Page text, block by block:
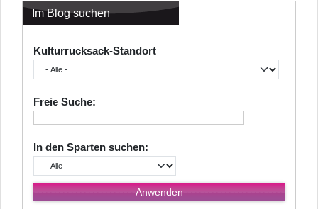
Im Blog suchen
Kulturrucksack-Standort
Freie Suche:
In den Sparten suchen: